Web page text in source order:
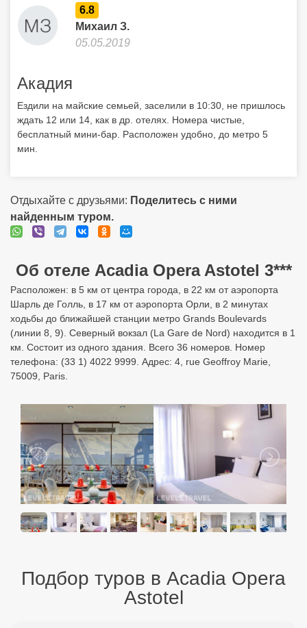
6.8
Михаил З.
05.05.2019
Акадия
Ездили на майские семьей, заселили в 10:30, не пришлось
ждать 12 или 14, как в др. отелях. Номера чистые,
бесплатный мини-бар. Расположен удобно, до метро 5
мин.
Отдыхайте с друзьями: Поделитесь с ними
найденным туром.
Об отеле Acadia Opera Astotel 3***
Расположен: в 5 км от центра города, в 22 км от аэропорта
Шарль де Голль, в 17 км от аэропорта Орли, в 2 минутах
ходьбы до ближайшей станции метро Grands Boulevards
(линии 8, 9). Северный вокзал (La Gare de Nord) находится в 1
км. Состоит из одного здания. Всего 36 номеров. Номер
телефона: (33 1) 4022 9999. Адрес: 4, rue Geoffroy Marie,
75009, Paris.
Подбор туров в Acadia Opera
Astotel